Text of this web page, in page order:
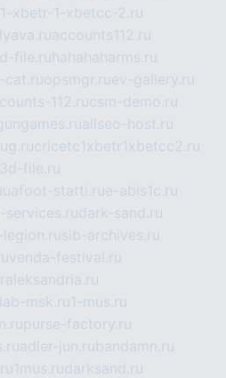
xbetr-1-xbetcc-2.ru
accounts112.ru
file.ru hahahaharms.ru
cat.ruopsmgr.ruev-gallery.ru
112.rucsm-demo.ru
allseo-host.ru
cricetc1xbetr1xbetcc2.ru
3d-file.ru
uafoot-statti.rue-abis1c.ru
services.rudark-sand.ru
legion.rusib-archives.ru
venda-festival.ru
msk.ru1-mus.ru
purse-factory.ru
adler-jun.rubandamn.ru
1mus.rudarksand.ru